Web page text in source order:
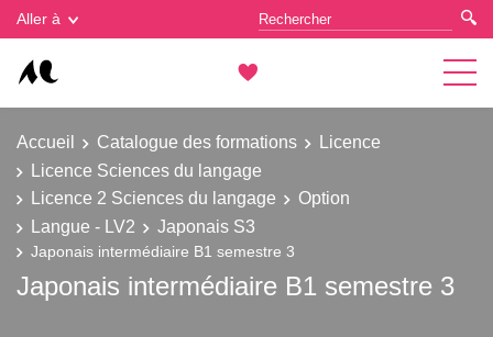
Aller à
Accueil Catalogue des formations
Licence
Licence Sciences du langage
Licence 2 Sciences du langage
Option
Langue - LV2
Japonais S3
Japonais intermédiaire B1 semestre 3
Japonais intermédiaire B1 semestre 3
Gestion des cookies